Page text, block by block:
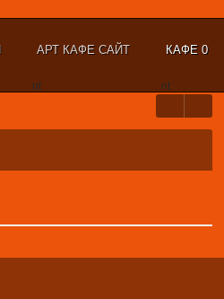
АРТ КАФЕ САЙТ
nt
КАФЕ 0
nt